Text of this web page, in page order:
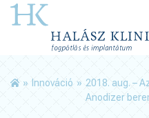
» Innováció » 2018. aug. –
Anodizer